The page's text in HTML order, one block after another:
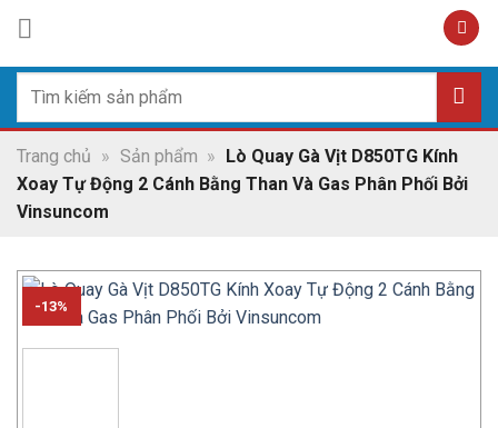
kiếm:
Trang chủ » Sản phẩm » Lò Quay Gà Vịt D850TG Kính
Xoay Tự Động 2 Cánh Bằng Than Và Gas Phân Phối Bởi
Vinsuncom
-13%